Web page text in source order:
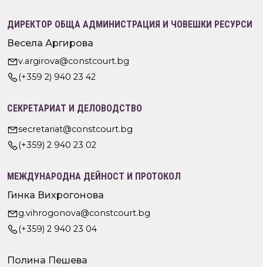
ДИРЕКТОР ОБЩА АДМИНИСТРАЦИЯ И ЧОВЕШКИ РЕСУРСИ
Весела Аргирова
v.argirova@constcourt.bg
(+359 2) 940 23 42
СЕКРЕТАРИАТ И ДЕЛОВОДСТВО
secretariat@constcourt.bg
(+359) 2 940 23 02
МЕЖДУНАРОДНА ДЕЙНОСТ И ПРОТОКОЛ
Гинка Вихрогонова
g.vihrogonova@constcourt.bg
(+359) 2 940 23 04
Полина Пешева